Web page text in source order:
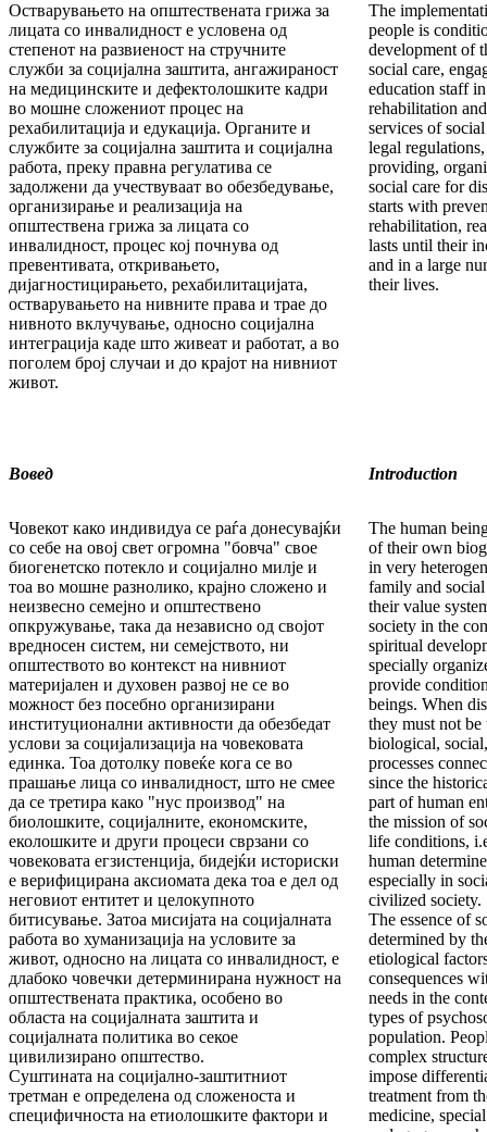
Остварувањето на општествената грижа за
лицата со инвалидност е условена од
степенот на развиеност на стручните
служби за социјална заштита, ангажираност
на медицинските и дефектолошките кадри
во мошне сложениот процес на
рехабилитација и едукација. Органите и
службите за социјална заштита и социјална
работа, преку правна регулатива се
задолжени да учествуваат во обезбедување,
организирање и реализација на
општествена грижа за лицата со
инвалидност, процес кој почнува од
превентивата, откривањето,
дијагностицирањето, рехабилитацијата,
остварувањето на нивните права и трае до
нивното вклучување, односно социјална
интеграција каде што живеат и работат, а во
поголем број случаи и до крајот на нивниот
живот.
The
people is
development of
social care,
education staff
rehabilitation
services of
legal
providing,
social care for
starts with
rehabilitation,
lasts until their
and in a large
their lives.
Вовед Introduction
Човекот како индивидуа се раѓа донесувајќи
со себе на овој свет огромна "бовча" свое
биогенетско потекло и социјално милје и
тоа во мошне разнолико, крајно сложено и
неизвесно семејно и општествено
опкружување, така да независно од својот
вредносен систем, ни семејството, ни
општеството во контекст на нивниот
материјален и духовен развој не се во
можност без посебно организирани
институционални активности да обезбедат
услови за социјализација на човековата
единка. Тоа дотолку повеќе кога се во
прашање лица со инвалидност, што не смее
да се третира како "нус производ" на
биолошките, социјалните, економските,
еколошките и други процеси сврзани со
човековата егзистенција, бидејќи историски
е верифицирана аксиомата дека тоа е дел од
неговиот ентитет и целокупното
битисување. Затоа мисијата на социјалната
работа во хуманизација на условите за
живот, односно на лицата со инвалидност, е
длабоко човечки детерминирана нужност на
општествената практика, особено во
областа на социјалната заштита и
социјалната политика во секое
цивилизирано општество.
Суштината на социјално-заштитниот
третман е определена од сложеноста и
специфичноста на етиолошките фактори и
The human
of their own
in very
family and
their value
society in the
spiritual
specially
provide
beings. When
they must not be
biological,
processes
since the
part of human
the mission of
life conditions,
human
especially in
civilized society.
The essence of
determined by
etiological
consequences
needs in the
types of
population.
complex
impose
treatment from
medicine,